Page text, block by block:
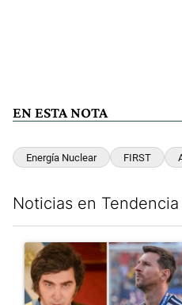
EN ESTA NOTA
Energía Nuclear FIRST
Noticias en Tendencia
Un artículo de tendencia con